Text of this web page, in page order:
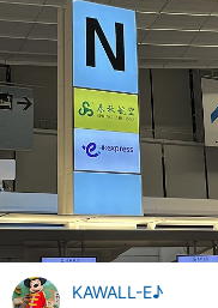
KAWALL-E♪